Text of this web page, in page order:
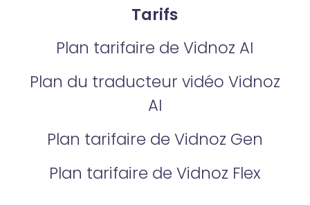
Tarifs
Plan tarifaire de Vidnoz AI
Plan du traducteur vidéo Vidnoz
AI
Plan tarifaire de Vidnoz Gen
Plan tarifaire de Vidnoz Flex